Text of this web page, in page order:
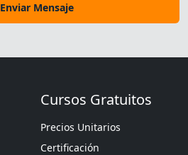
Enviar Mensaje
Cursos Gratuitos
Precios Unitarios
Certificación